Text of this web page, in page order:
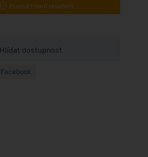
Produkt není skladem
Hlídat dostupnost
Facebook